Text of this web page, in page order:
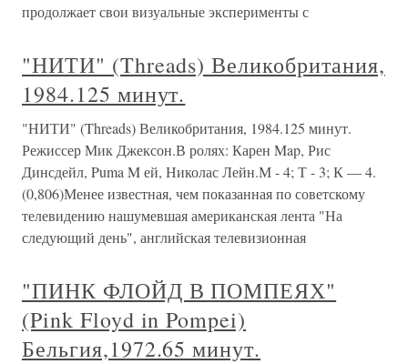
продолжает свои визуальные эксперименты с
"НИТИ" (Threads) Великобритания,
1984.125 минут.
"НИТИ" (Threads) Великобритания, 1984.125 минут.
Режиссер Мик Джексон.В ролях: Карен Map, Рис
Динсдейл, Puma M ей, Николас Лейн.М - 4; Т - 3; К — 4.
(0,806)Менее известная, чем показанная по советскому
телевидению нашумевшая американская лента "На
следующий день", английская телевизионная
"ПИНК ФЛОЙД В ПОМПЕЯХ"
(Pink Floyd in Pompei)
Бельгия,1972.65 минут.